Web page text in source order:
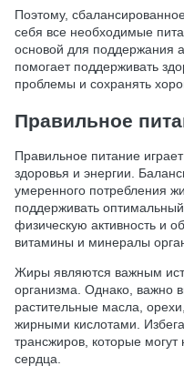
Поэтому,
себя все необходимые
основой для поддержания
помогает поддерживать
проблемы и сохранять
Правильное
Правильное питание
здоровья и энергии.
умеренного потребления
поддерживать
физическую активность и
витамины и минералы
Жиры являются важным
организма. Однако, важно
растительные масла,
жирными кислотами.
трансжиров, которые могут
сердца.